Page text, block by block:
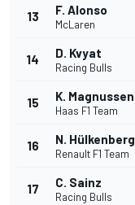
13 F. Alonso
McLaren
14 D. Kvyat
Racing Bulls
15 K. Magnussen
Haas F1 Team
16 N. Hülkenberg
Renault F1 Team
17 C. Sainz
Racing Bulls